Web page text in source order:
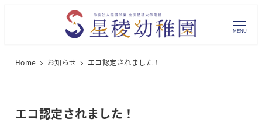
MENU
Home お知らせ エコ認定されました！
エコ認定されました！